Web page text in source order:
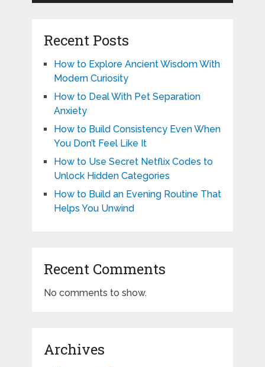
Recent Posts
How to Explore Ancient Wisdom With
Modern Curiosity
How to Deal With Pet Separation
Anxiety
How to Build Consistency Even When
You Don’t Feel Like It
How to Use Secret Netflix Codes to
Unlock Hidden Categories
How to Build an Evening Routine That
Helps You Unwind
Recent Comments
No comments to show.
Archives